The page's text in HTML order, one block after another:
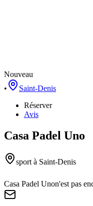
Nouveau
•
Saint-Denis
Réserver
Avis
Casa Padel Uno
sport à Saint-Denis
Casa Padel Unon'est pas